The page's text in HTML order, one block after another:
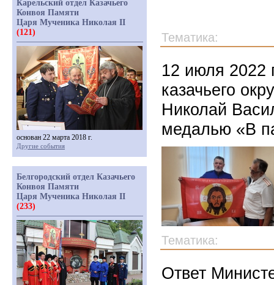
Тематика:
12 июля 2022
казачьего
Николай
медалью «В
Тематика:
Ответ
Карельский отдел Казачьего
Конвоя Памяти
Царя Мученика Николая II
(121)
основан 22 марта 2018 г.
Другие события
Белгородский отдел Казачьего
Конвоя Памяти
Царя Мученика Николая II
(233)